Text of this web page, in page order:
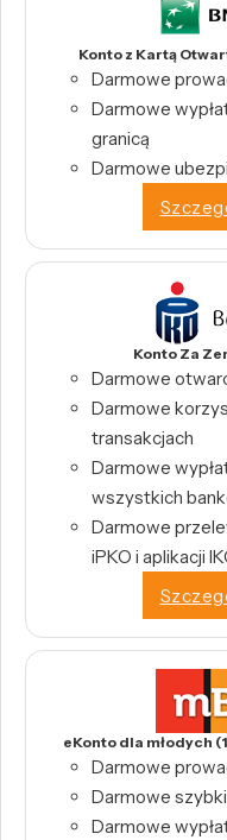
Konto z Kartą
Darmowe
Darmowe
granicą
Darmowe
Konto Za
Darmowe
Darmowe
transakcjach
Darmowe
wszystkich
Darmowe
iPKO i aplikacji
eKonto dla młodych
Darmowe
Darmowe
Darmowe